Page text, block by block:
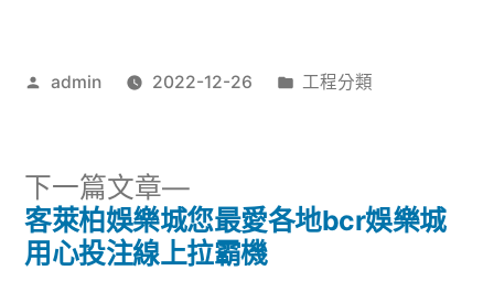
作
admin 2022-12-26
分
工程分類
文
下一篇文章
下
一
篇
客萊柏娛樂城您最愛各地bcr娛樂城
用心投注線上拉霸機